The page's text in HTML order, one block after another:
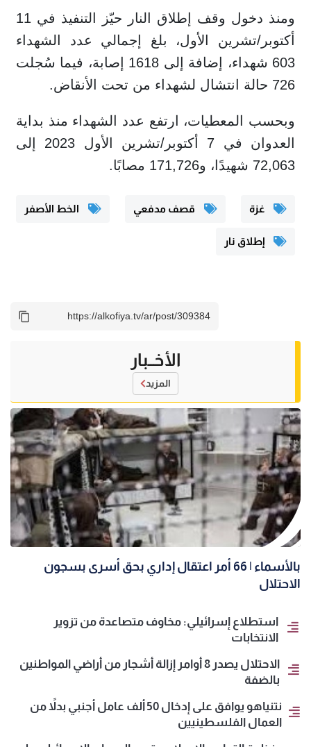
ومنذ دخول وقف إطلاق النار حيّز التنفيذ في 11
أكتوبر/تشرين الأول، بلغ إجمالي عدد الشهداء
603 شهداء، إضافة إلى 1618 إصابة، فيما سُجلت
726 حالة انتشال لشهداء من تحت الأنقاض.
وبحسب المعطيات، ارتفع عدد الشهداء منذ بداية
العدوان في 7 أكتوبر/تشرين الأول 2023 إلى
72,063 شهيدًا، و171,726 مصابًا.
غزة قصف مدفعي الخط الأصفر
إطلاق نار
الأخــبار
المزيد
بالأسماء | 66 أمر اعتقال إداري بحق أسرى بسجون
الاحتلال
استطلاع إسرائيلي: مخاوف متصاعدة من تزوير
الانتخابات
الاحتلال يصدر 8 أوامر إزالة أشجار من أراضي المواطنين
بالضفة
نتنياهو يوافق على إدخال 50 ألف عامل أجنبي بدلاً من
العمال الفلسطينيين